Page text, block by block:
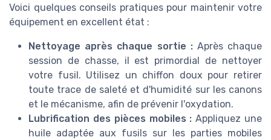
Voici quelques conseils pratiques pour maintenir votre
équipement en excellent état :
Nettoyage après chaque sortie :Après chaque
session de chasse, il est primordial de nettoyer
votre fusil. Utilisez un chiffon doux pour retirer
toute trace de saleté et d'humidité sur les canons
et le mécanisme, afin de prévenir l'oxydation.
Lubrification des pièces mobiles : Appliquez une
huile adaptée aux fusils sur les parties mobiles